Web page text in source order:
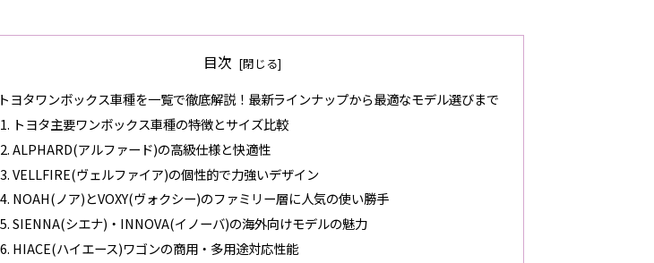
目次
トヨタワンボックス車種を一覧で徹底解説！最新ラインナップから最適なモデル選びまで
トヨタ主要ワンボックス車種の特徴とサイズ比較
ALPHARD(アルファード)の高級仕様と快適性
VELLFIRE(ヴェルファイア)の個性的で力強いデザイン
NOAH(ノア)とVOXY(ヴォクシー)のファミリー層に人気の使い勝手
SIENNA(シエナ)・INNOVA(イノーバ)の海外向けモデルの魅力
HIACE(ハイエース)ワゴンの商用・多用途対応性能